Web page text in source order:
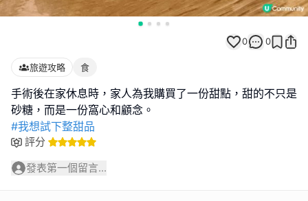
0 0
旅遊攻略 食
手術後在家休息時，家人為我購買了一份甜點，甜的不只是
#我想試下整甜品
評分
發表第一個留言...